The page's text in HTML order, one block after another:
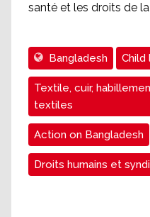
santé et les droits de la
Bangladesh Child
Textile, cuir,
textiles
Action on Bangladesh
Droits humains et